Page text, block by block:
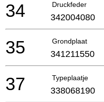
Druckfeder
34 342004080
Grondplaat
35 341211550
Typeplaatje
37 338068190